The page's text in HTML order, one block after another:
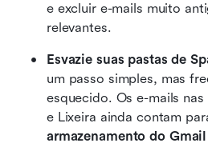
e excluir e-mails muito
relevantes.
Esvazie suas pastas de
um passo simples, mas
esquecido. Os e-mails
e Lixeira ainda contam
armazenamento do Gmail